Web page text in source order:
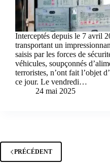
Interceptés depuis le 7 avril
transportant un
saisis par les forces de
véhicules, soupçonnés
terroristes, n’ont fait l’objet
ce jour. Le vendredi…
24 mai 2025
PRÉCÉDENT